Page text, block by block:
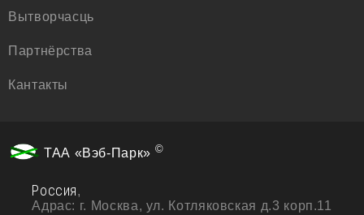
Вытворчасць
Партнёрства
Кантакты
ТАА «Вэб-Парк» ©
Россия,
Адрас: г. Москва, ул. Котляковская д.3 корп.11